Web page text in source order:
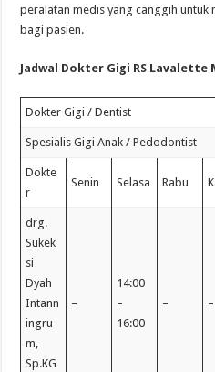
peralatan medis yang canggih
bagi pasien.
Jadwal Dokter Gigi RS
Dokter Gigi / Dentist
Spesialis Gigi Anak / Pedodontist
Dokte
r
Senin Selasa Rabu
drg.
Sukek
si
Dyah
Intann
ingru
m,
Sp.KG
–
14:00
–
16:00
– –